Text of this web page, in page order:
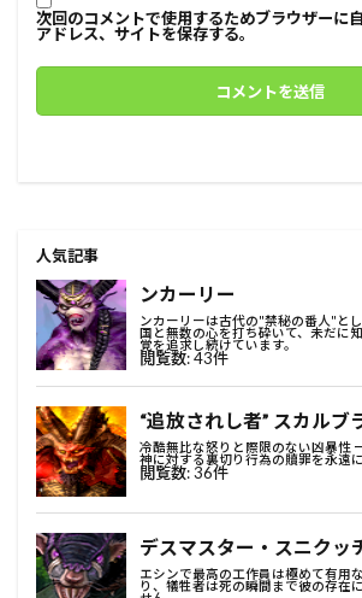
次回のコメントで使用するためブラウザーに
アドレス、サイトを保存する。
人気記事